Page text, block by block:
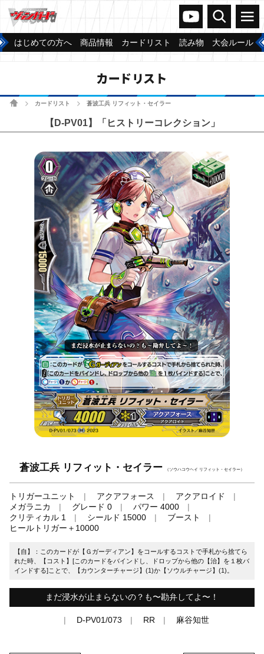
ヴァンガードch
検索 メニュー
はじめての方へ 商品情報 カードリスト 読み物 大会ルール
カードリスト
ホームカードリスト 蒼波工兵 リフィット・セイラー
【D-PV01】「ヒストリーコレクション」
蒼波工兵 リフィット・セイラー （ソウハコウヘイ リフィット・セイラー）
トリガーユニット アクアフォース
アクアロイド
メガラニカ
グレード 0
パワー 4000
クリティカル 1
シールド 15000
ブースト
ヒールトリガー＋10000
【自】：このカードが【Ｇガーディアン】をコールするコストで手札から捨てら
れた時、【コスト】[このカードをバインドし、ドロップから他の【治】を１枚バ
インドする]ことで、【カウンターチャージ】(1)か【ソウルチャージ】(1)。
まだ浸水が止まらないの？も〜勘弁してよ〜！
D-PV01/073 RR 麻谷知世